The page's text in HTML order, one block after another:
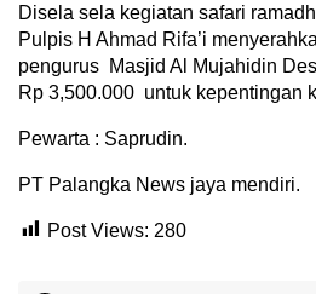
Disela sela kegiatan safari
Pulpis H Ahmad Rifa’i
pengurus Masjid Al Mujahidin
Rp 3,500.000 untuk kepentingan
Pewarta : Saprudin.
PT Palangka News jaya mendiri.
Post Views: 280